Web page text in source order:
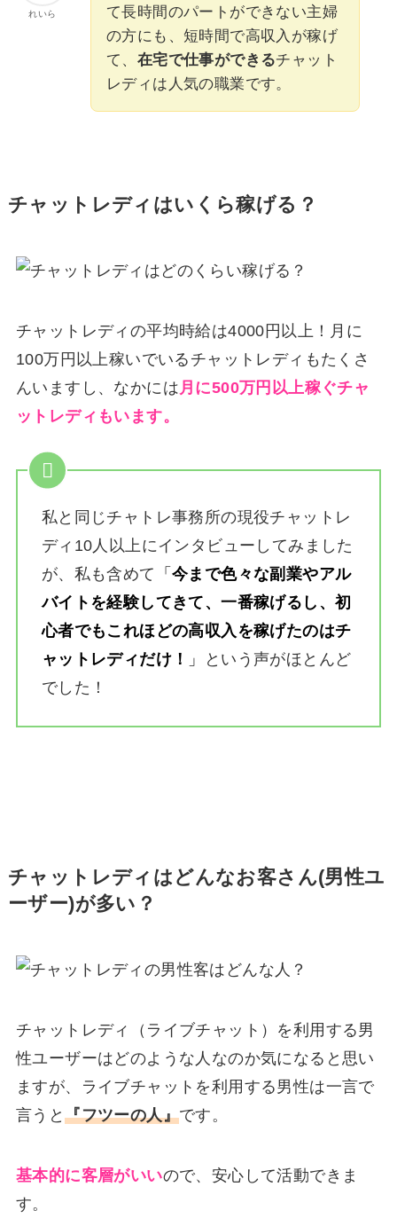
れいら
て長時間のパートができない主婦
の方にも、短時間で高収入が稼げ
て、 在宅で仕事ができるチャット
レディは人気の職業です。
チャットレディはいくら稼げる？
チャットレディの平均時給は4000円以上！月に
100万円以上稼いでいるチャットレディもたくさ
んいますし、なかには 月に500万円以上稼ぐチャ
ットレディもいます。
私と同じチャトレ事務所の現役チャットレ
ディ10人以上にインタビューしてみました
が、私も含めて
「今まで色々な副業やアル
バイトを経験してきて、一番稼げるし、初
心者でもこれほどの高収入を稼げたのはチ
ャットレディだけ！
」
という声がほとんど
でした！
チャットレディはどんなお客さん(男性ユ
ーザー)が多い？
チャットレディ（ライブチャット）を利用する男
性ユーザーはどのような人なのか気になると思い
ますが、ライブチャットを利用する男性は一言で
言うと『フツーの人』です。
基本的に客層がいいので、安心して活動できま
す。